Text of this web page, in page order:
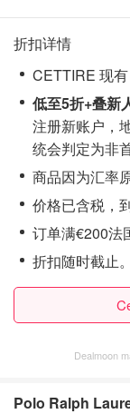
折扣详情
CETTIRE 现
低至5折+叠新
注册‮账新‬户，地址或者手机号要稍‮改微‬一改，否则系
统会‮定判‬为
商品因为汇率
价格已含税，
订单满€200法
折扣随时截止。
Dealmoon
Polo Ralph